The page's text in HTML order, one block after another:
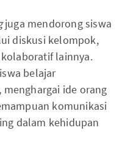
juga mendorong siswa
diskusi kelompok,
lainnya.
belajar
ide orang
komunikasi
dalam kehidupan